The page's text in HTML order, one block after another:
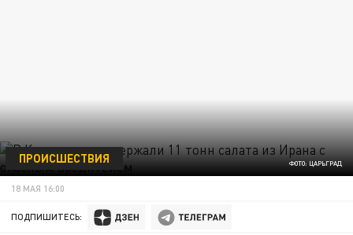
ФОТО: ЦАРЬГРАД
ПРОИСШЕСТВИЯ
18 МАЯ 16:00
ПОДПИШИТЕСЬ: